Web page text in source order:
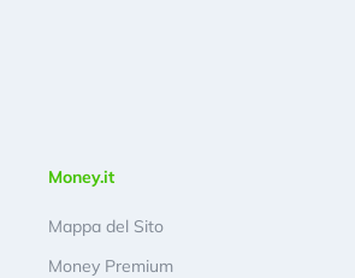
Money.it
Mappa del Sito
Money Premium